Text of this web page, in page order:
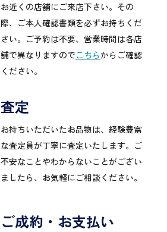
お近くの店舗にご来店下さい。その
際、ご本人確認書類を必ずお持ちくだ
さい。ご予約は不要、営業時間は各店
舗で異なりますのでこちらからご確認
ください。
査定
お持ちいただいたお品物は、経験豊富
な査定員が丁寧に査定いたします。ご
不安なことやわからないことがござい
ましたら、お気軽にご相談ください。
ご成約・お支払い